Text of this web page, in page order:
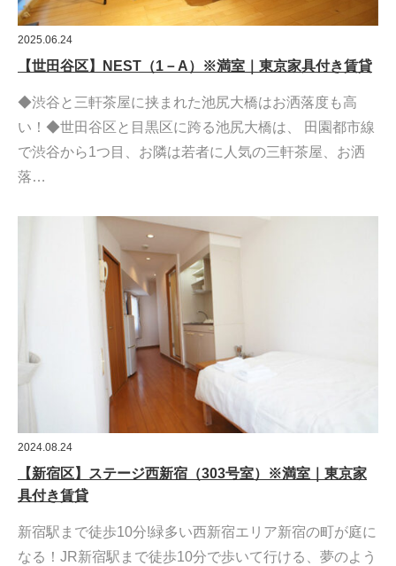
2025.06.24
【世田谷区】NEST（1－A）※満室｜東京家具付き賃貸
◆渋谷と三軒茶屋に挟まれた池尻大橋はお洒落度も高
い！◆世田谷区と目黒区に跨る池尻大橋は、 田園都市線
で渋谷から1つ目、お隣は若者に人気の三軒茶屋、お洒
落…
2024.08.24
【新宿区】ステージ西新宿（303号室）※満室｜東京家
具付き賃貸
新宿駅まで徒歩10分!緑多い西新宿エリア新宿の町が庭に
なる！JR新宿駅まで徒歩10分で歩いて行ける、夢のよう